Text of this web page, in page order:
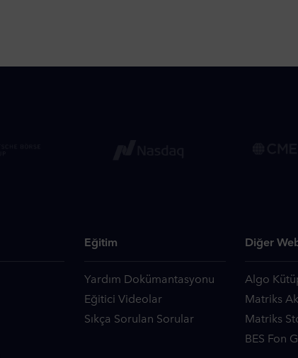
Eğitim
Yardım Dokümantasyonu
Eğitici Videolar
Sıkça Sorulan Sorular
Diğer
Algo
Matriks
Matriks
BES Fon